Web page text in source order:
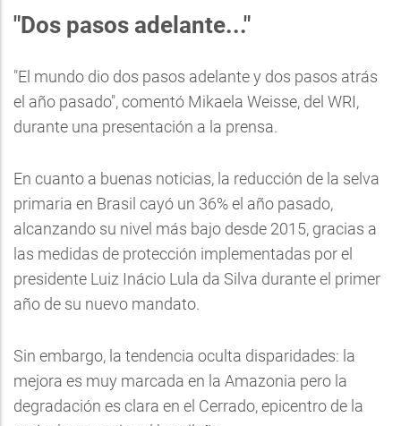
"Dos pasos adelante..."
"El mundo dio dos pasos adelante y dos pasos atrás
el año pasado", comentó Mikaela Weisse, del WRI,
durante una presentación a la prensa.
En cuanto a buenas noticias, la reducción de la selva
primaria en Brasil cayó un 36% el año pasado,
alcanzando su nivel más bajo desde 2015, gracias a
las medidas de protección implementadas por el
presidente Luiz Inácio Lula da Silva durante el primer
año de su nuevo mandato.
Sin embargo, la tendencia oculta disparidades: la
mejora es muy marcada en la Amazonia pero la
degradación es clara en el Cerrado, epicentro de la